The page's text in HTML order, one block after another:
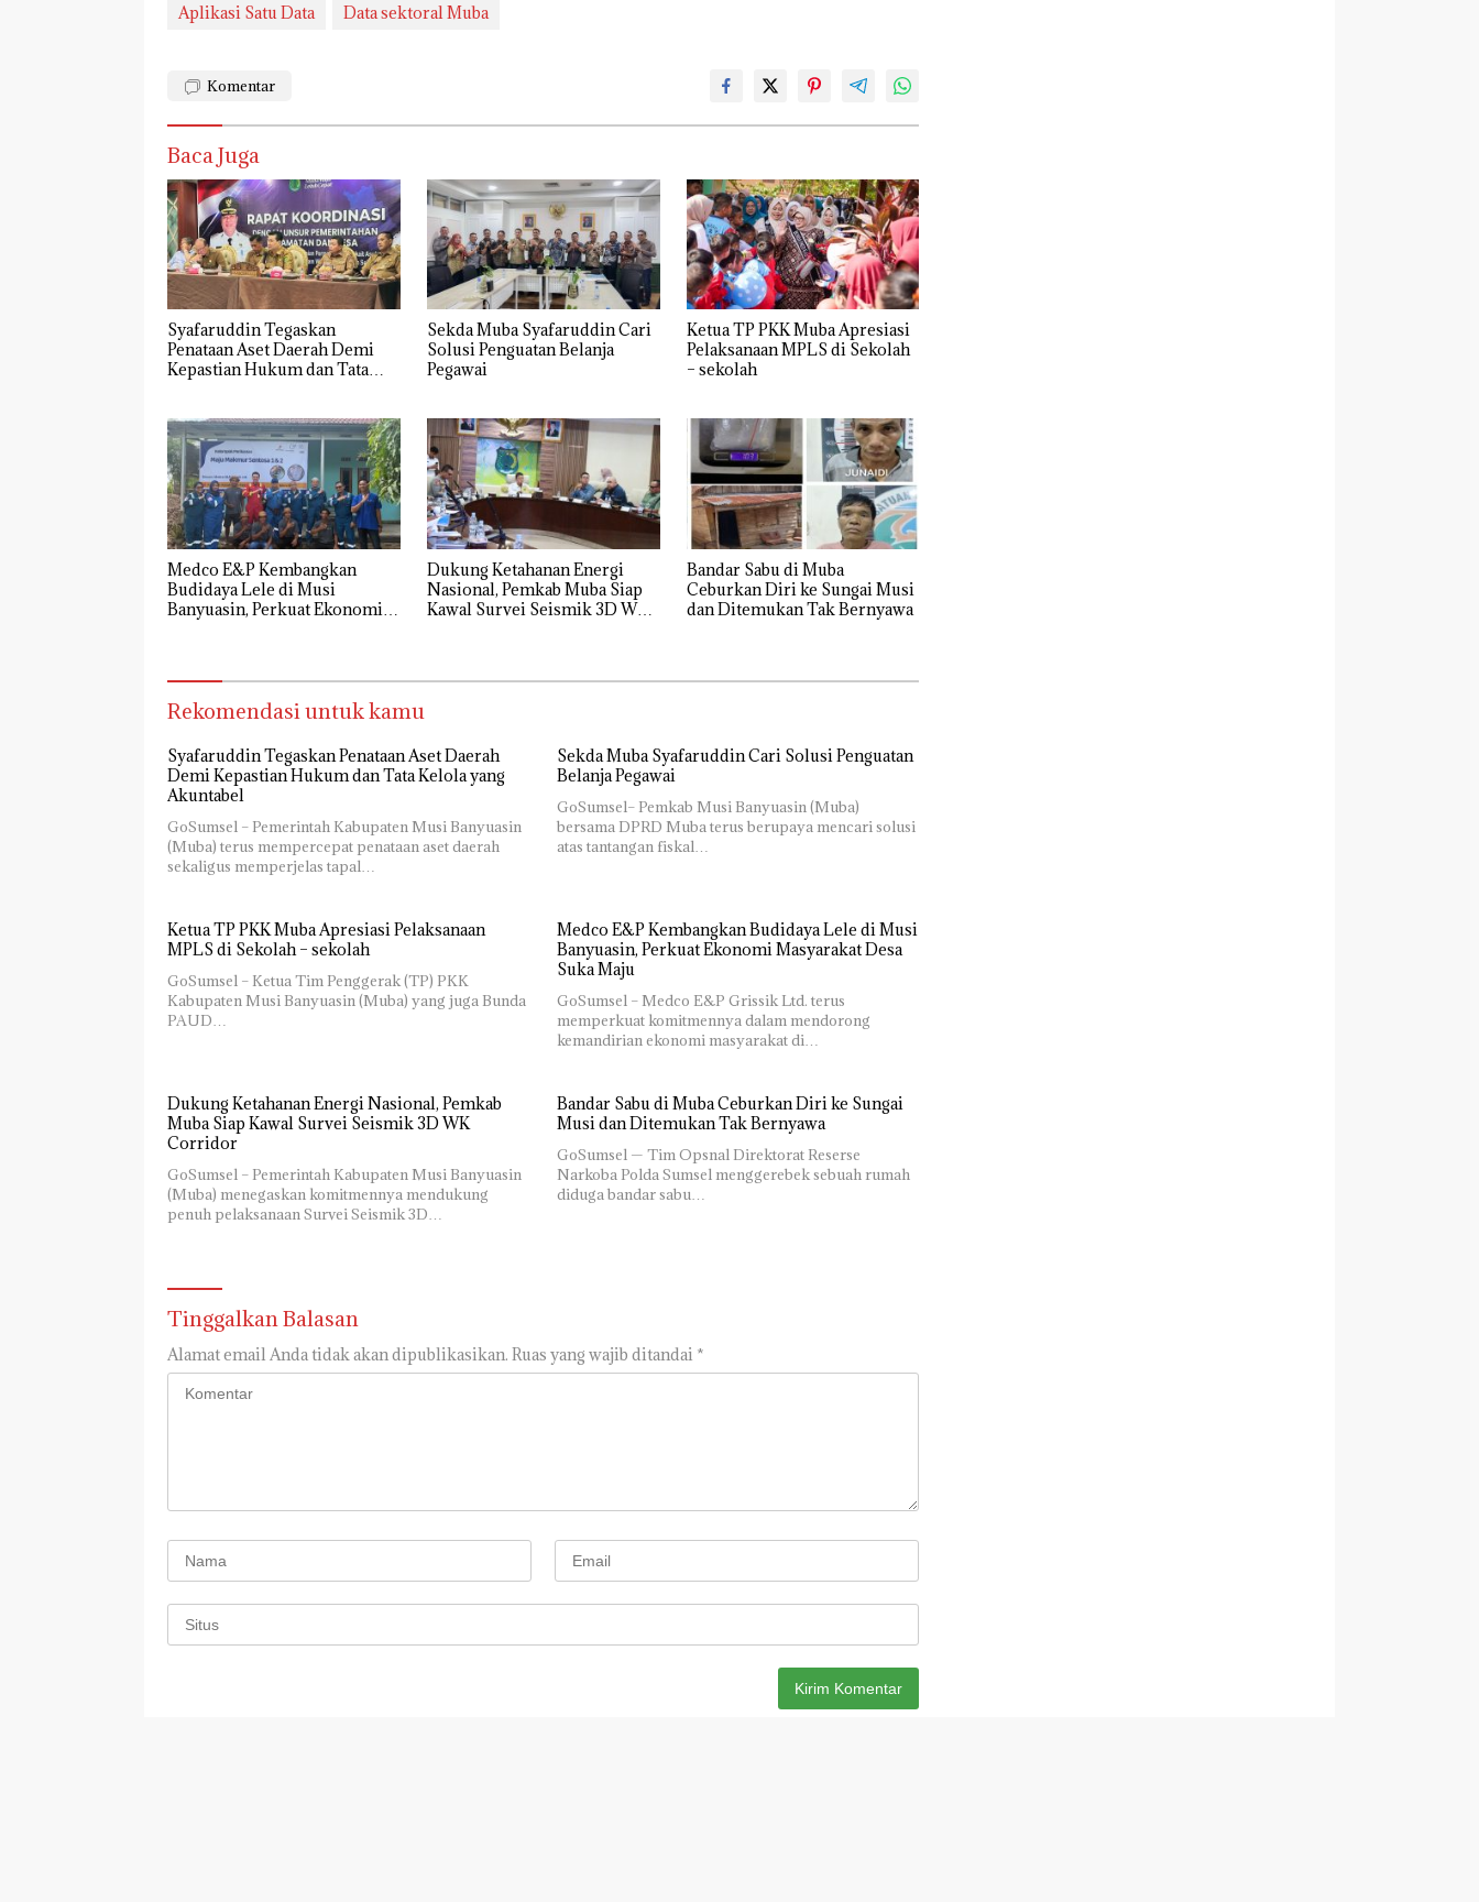
Aplikasi Satu Data Data sektoral Muba
Komentar
Baca Juga
Syafaruddin Tegaskan
Penataan Aset Daerah Demi
Kepastian Hukum dan Tata
Sekda Muba Syafaruddin Cari
Solusi Penguatan Belanja
Pegawai
Ketua TP PKK Muba Apresiasi
Pelaksanaan MPLS di Sekolah
– sekolah
Medco E&P Kembangkan
Budidaya Lele di Musi
Banyuasin, Perkuat Ekonomi
Dukung Ketahanan Energi
Nasional, Pemkab Muba Siap
Kawal Survei Seismik 3D WK
Bandar Sabu di Muba
Ceburkan Diri ke Sungai Musi
dan Ditemukan Tak Bernyawa
Rekomendasi untuk kamu
Syafaruddin Tegaskan Penataan Aset Daerah
Demi Kepastian Hukum dan Tata Kelola yang
Akuntabel
GoSumsel – Pemerintah Kabupaten Musi Banyuasin
(Muba) terus mempercepat penataan aset daerah
sekaligus memperjelas tapal…
Sekda Muba Syafaruddin Cari Solusi Penguatan
Belanja Pegawai
GoSumsel– Pemkab Musi Banyuasin (Muba)
bersama DPRD Muba terus berupaya mencari solusi
atas tantangan fiskal…
Ketua TP PKK Muba Apresiasi Pelaksanaan
MPLS di Sekolah – sekolah
GoSumsel – Ketua Tim Penggerak (TP) PKK
Kabupaten Musi Banyuasin (Muba) yang juga Bunda
PAUD…
Medco E&P Kembangkan Budidaya Lele di Musi
Banyuasin, Perkuat Ekonomi Masyarakat Desa
Suka Maju
GoSumsel – Medco E&P Grissik Ltd. terus
memperkuat komitmennya dalam mendorong
kemandirian ekonomi masyarakat di…
Dukung Ketahanan Energi Nasional, Pemkab
Muba Siap Kawal Survei Seismik 3D WK
Corridor
GoSumsel – Pemerintah Kabupaten Musi Banyuasin
(Muba) menegaskan komitmennya mendukung
penuh pelaksanaan Survei Seismik 3D…
Bandar Sabu di Muba Ceburkan Diri ke Sungai
Musi dan Ditemukan Tak Bernyawa
GoSumsel — Tim Opsnal Direktorat Reserse
Narkoba Polda Sumsel menggerebek sebuah rumah
diduga bandar sabu…
Tinggalkan Balasan
Alamat email Anda tidak akan dipublikasikan. Ruas yang wajib ditandai *